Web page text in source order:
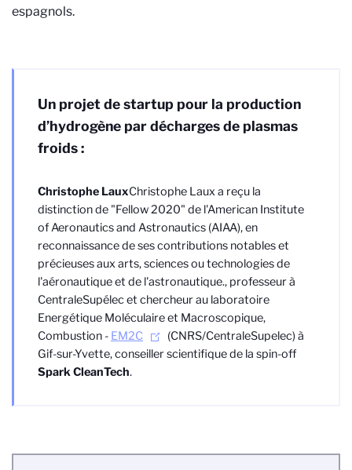
espagnols.
Un projet de startup pour la production
d’hydrogène par décharges de plasmas
froids :
Christophe LauxChristophe Laux a reçu la
distinction de "Fellow 2020" de l'American Institute
of Aeronautics and Astronautics (AIAA), en
reconnaissance de ses contributions notables et
précieuses aux arts, sciences ou technologies de
l'aéronautique et de l'astronautique., professeur à
CentraleSupélec et chercheur au laboratoire
Energétique Moléculaire et Macroscopique,
Combustion - EM2C
(CNRS/CentraleSupelec) à
Gif-sur-Yvette, conseiller scientifique de la spin-off
Spark CleanTech.